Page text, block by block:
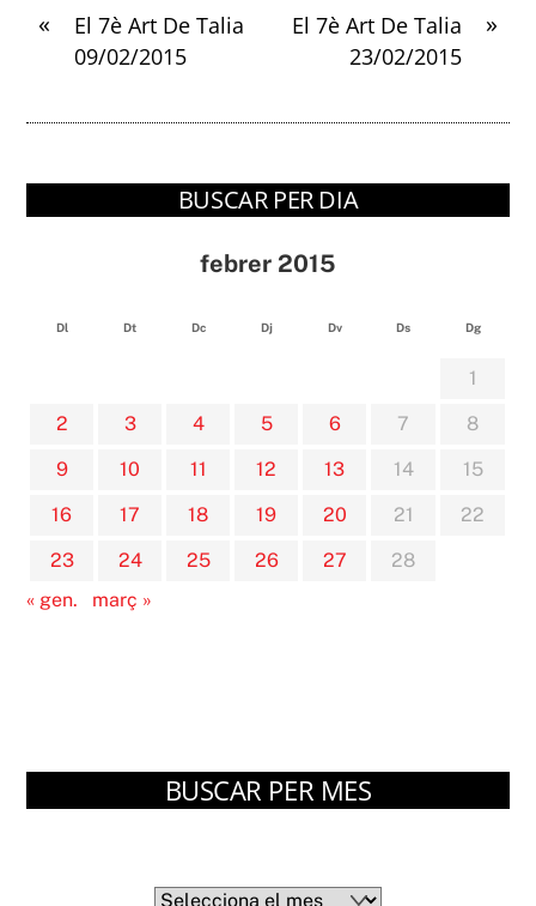
«
El 7è Art De Talia
09/02/2015
»
El 7è Art De Talia
23/02/2015
BUSCAR PER DIA
febrer 2015
Dl Dt Dc Dj Dv Ds Dg
1
2
3 4 5 6 7
8
9
10 11 12 13 14
15
16
17 18 19 20 21
22
23
24 25 26 27
28
« gen.
març »
BUSCAR PER MES
Arxius